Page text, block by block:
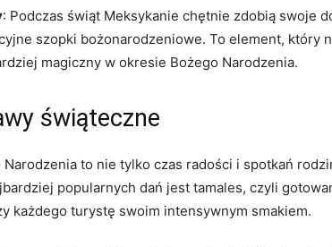
: Podczas świąt Meksykanie chętnie zdobią swoje
szopki bożonarodzeniowe. To element,
magiczny w okresie Bożego Narodzenia.
świąteczne
to nie tylko czas radości i spotkań
popularnych dań jest tamales, czyli
każdego turystę swoim intensywnym smakiem.